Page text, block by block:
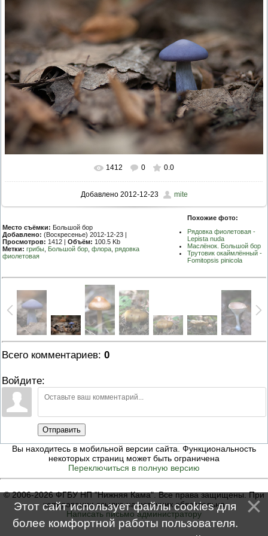
ПРОВЕРОЧНЫЙ ЛИСТ,
ПРИМЕНЯЕМЫЙ ПРИ
ОСУЩЕСТВЛЕНИИ
ГОСУДАРСТВЕННОГО
ОБЛАСТИ ОХРАНЫ И
ИСПОЛЬЗОВАНИЯ ООПТ
ФЕДЕРАЛЬНОГО ЗНАЧЕНИЯ
ПРОГРАММА ПРОФИЛАКТИКИ
РИСКОВ ПРИЧИНЕНИЯ
ПЛАН ПРОВЕДЕНИЯ
КОНТРОЛЬНЫХ
МЕРОПРИЯТИЙ
ИСЧЕРПЫВАЮЩИЙ
СВЕДЕНИЙ, КОТОРЫЕ МОГУТ
ЗАПРАШИВАТЬСЯ
(НАДЗОРНЫМ) ОРГАНОМ У
КОНТРОЛИРУЕМОГО ЛИЦА
1412 0 0.0
Добавлено2012-12-23 mite
Место съёмки: Большой бор
Добавлено: (Воскресенье) 2012-12-23 |
Просмотров: 1412 | Объём: 100.5 Kb
Метки: грибы Большой бор флора рядовка
фиолетовая
Похожие фото:
Рядовка фиолетовая -
Lepista nuda
Маслёнок. Большой бор
Трутовик окаймлённый -
Fomitopsis pinicola
Всего комментариев: 0
Войдите:
Отправить
Вы находитесь в мобильной версии сайта. Функциональность
некоторых страниц может быть ограничена
Переключиться в полную версию
© 2006-2026 ФГБУ НП "Нижняя Кама". Все права защищены. При
копировании ссылка на источник обязательна
Написать письмо администратору
Этот сайт использует файлы cookies для
более комфортной работы пользователя.